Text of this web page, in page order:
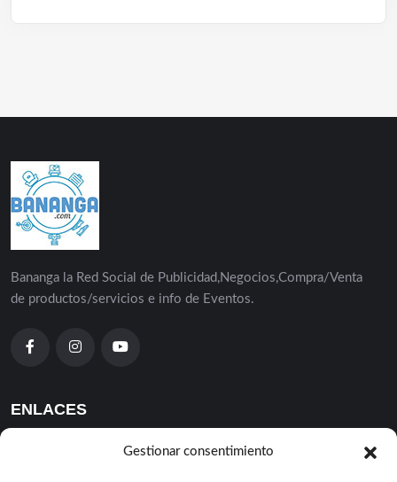
Gestionar consentimiento
Bananga la Red Social de Publicidad,Negocios,Compra/Venta
de productos/servicios e info de Eventos.
ENLACES